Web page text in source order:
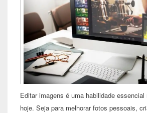
Editar imagens é uma habilidade
hoje. Seja para melhorar fotos pessoais,